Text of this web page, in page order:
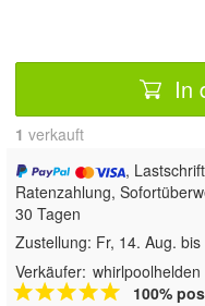
In
1 verkauft
,
Ratenzahlung,
30 Tagen
Zustellung: Fr, 14. Aug.
Verkäufer: whirlpoolhelden
100%